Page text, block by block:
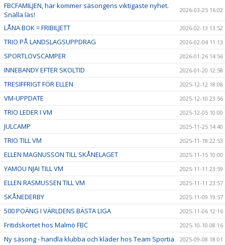
FBCFAMILJEN, här kommer säsongens viktigaste nyhet.
Snälla läs!
2026-03-25 16:02
LÅNA BOK = FRIBILJETT 2026-02-13 13:52
TRIO PÅ LANDSLAGSUPPDRAG 2026-02-04 11:13
SPORTLOVSCAMPER 2026-01-26 14:56
INNEBANDY EFTER SKOLTID 2026-01-20 12:58
TRESIFFRIGT FÖR ELLEN 2025-12-12 18:08
VM-UPPDATE 2025-12-10 23:56
TRIO LEDER I VM 2025-12-05 10:00
JULCAMP 2025-11-25 14:40
TRIO TILL VM 2025-11-18 22:53
ELLEN MAGNUSSON TILL SKÅNELAGET 2025-11-15 10:00
YAMOU NJAI TILL VM 2025-11-11 23:59
ELLEN RASMUSSEN TILL VM 2025-11-11 23:57
SKÅNEDERBY 2025-11-09 19:57
500 POÄNG I VÄRLDENS BÄSTA LIGA 2025-11-06 12:16
Fritidskortet hos Malmö FBC 2025-10-10 08:16
Ny säsong - handla klubba och kläder hos Team Sportia 2025-09-08 18:01